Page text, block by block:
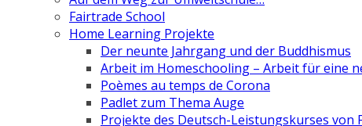
Fairtrade School
Home Learning Projekte
Der neunte Jahrgang und der Buddhismus
Arbeit im Homeschooling – Arbeit für eine
Poèmes au temps de Corona
Padlet zum Thema Auge
Projekte des Deutsch-Leistungskurses von